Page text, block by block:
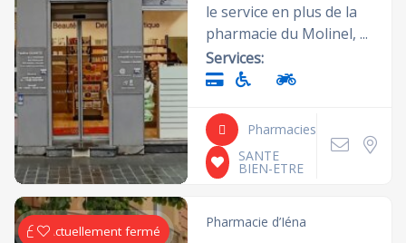
le service en plus de la
pharmacie du Molinel, ...
Services:
Pharmacies
SANTE
BIEN-ETRE
Actuellement fermé
Pharmacie d’Iéna